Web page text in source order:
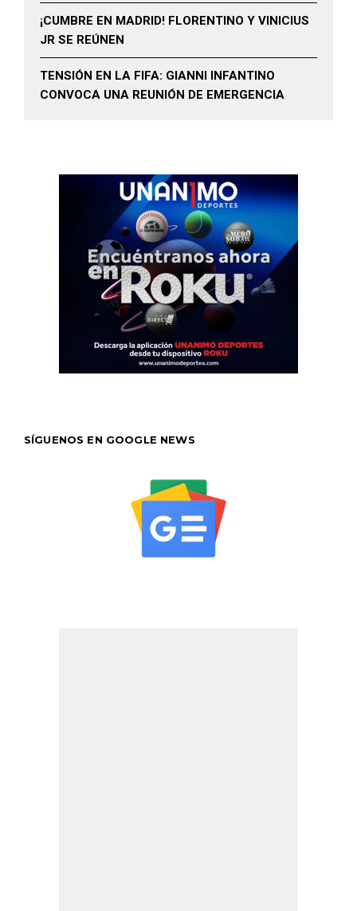
¡CUMBRE EN MADRID! FLORENTINO Y VINICIUS
JR SE REÚNEN
TENSIÓN EN LA FIFA: GIANNI INFANTINO
CONVOCA UNA REUNIÓN DE EMERGENCIA
SÍGUENOS EN GOOGLE NEWS